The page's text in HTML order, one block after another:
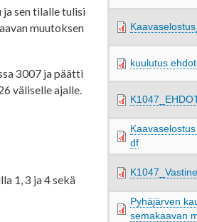
sen tilalle tulisi
muutoksen
3007 ja päätti
väliselle ajalle.
1, 3 ja 4 sekä
kuulutus
df
Pyhäjärven
semakaavan